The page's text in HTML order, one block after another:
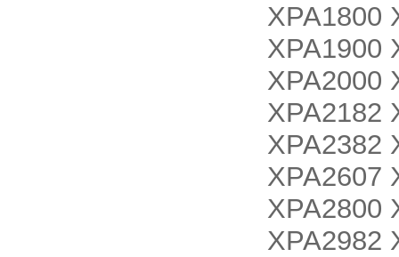
XPA1800
XPA1900
XPA2000
XPA2182
XPA2382
XPA2607
XPA2800
XPA2982